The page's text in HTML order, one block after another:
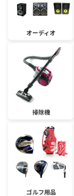
オーディオ
掃除機
ゴルフ用品